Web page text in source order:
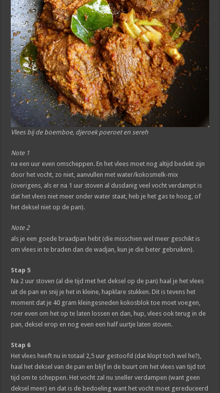
Vlees bij de boemboe, djeroek poeroet en sereh
Note 1
na een uur even omscheppen. En het vlees moet nog altijd bedekt zijn
door het vocht, zo niet, aanvullen met water/kokosmelk-mix
(overigens, als er na 1 uur stoven al dusdanig veel vocht verdampt is
dat het vlees niet meer onder water staat, heb je het gas te hoog, of
het deksel niet op de pan).
Note 2
als je een goede braadpan hebt (die misschien wel meer geschikt is
om vlees in te braden dan de wadjan, kun je die beter gebruiken).
Stap 5
Na 2 uur stoven (al die tijd met het deksel op de pan) haal je het vlees
uit de pan en snij je het in kleine, hapklare stukken. Dit is tevens het
moment dat je 40 gram kleingesneden kokosblok toe moet voegen,
roer even om het op te laten lossen en dan, hup, vlees ook terug in de
pan, deksel erop en nog even een half uurtje laten stoven.
Stap 6
Het vlees heeft nu in totaal 2,5 uur gestoofd (dat klopt toch wel he?),
haal het deksel van de pan en blijf in de buurt om het vlees van tijd tot
tijd om te scheppen. Het vocht zal nu sneller verdampen (want geen
deksel meer) en dat is de bedoeling want het vocht moet gereduceerd